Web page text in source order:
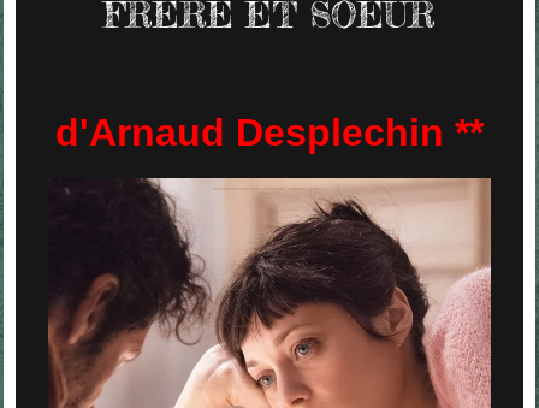
FRÈRE ET SOEUR
d'Arnaud Desplechin **